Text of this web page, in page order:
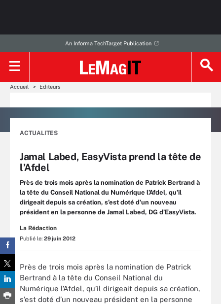
An Informa TechTarget Publication
Accueil Editeurs
ACTUALITES
Jamal Labed, EasyVista prend la tête de
l’Afdel
Près de trois mois après la nomination de Patrick Bertrand à
la tête du Conseil National du Numérique l’Afdel, qu’il
dirigeait depuis sa création, s’est doté d’un nouveau
président en la personne de Jamal Labed, DG d’EasyVista.
La Rédaction
Publié le: 29 juin 2012
Près de trois mois après la nomination de Patrick
Bertrand à la tête du Conseil National du
Numérique l’Afdel, qu’il dirigeait depuis sa création,
s’est doté d’un nouveau président en la personne